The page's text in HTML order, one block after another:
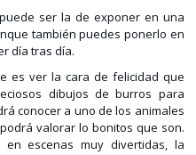
ser la de exponer en una
también puedes ponerlo en
día tras día.
es ver la cara de felicidad que
dibujos de burros para
conocer a uno de los animales
valorar lo bonitos que son.
escenas muy divertidas, la